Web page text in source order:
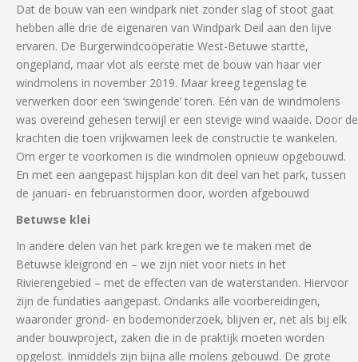
Dat de bouw van een windpark niet zonder slag of stoot gaat
hebben alle drie de eigenaren van Windpark Deil aan den lijve
ervaren. De Burgerwindcoöperatie West-Betuwe startte,
ongepland, maar vlot als eerste met de bouw van haar vier
windmolens in november 2019. Maar kreeg tegenslag te
verwerken door een ‘swingende’ toren. Eén van de windmolens
was overeind gehesen terwijl er een stevige wind waaide. Door de
krachten die toen vrijkwamen leek de constructie te wankelen.
Om erger te voorkomen is die windmolen opnieuw opgebouwd.
En met een aangepast hijsplan kon dit deel van het park, tussen
de januari- en februaristormen door, worden afgebouwd
Betuwse klei
In andere delen van het park kregen we te maken met de
Betuwse kleigrond en – we zijn niet voor niets in het
Rivierengebied – met de effecten van de waterstanden. Hiervoor
zijn de fundaties aangepast. Ondanks alle voorbereidingen,
waaronder grond- en bodemonderzoek, blijven er, net als bij elk
ander bouwproject, zaken die in de praktijk moeten worden
opgelost. Inmiddels zijn bijna alle molens gebouwd. De grote